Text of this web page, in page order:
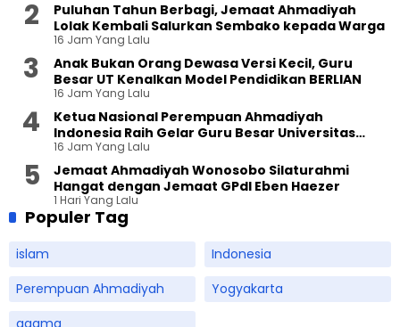
Puluhan Tahun Berbagi, Jemaat Ahmadiyah
Lolak Kembali Salurkan Sembako kepada Warga
16 Jam Yang Lalu
Anak Bukan Orang Dewasa Versi Kecil, Guru
Besar UT Kenalkan Model Pendidikan BERLIAN
16 Jam Yang Lalu
Ketua Nasional Perempuan Ahmadiyah
Indonesia Raih Gelar Guru Besar Universitas
Terbuka
16 Jam Yang Lalu
Jemaat Ahmadiyah Wonosobo Silaturahmi
Hangat dengan Jemaat GPdI Eben Haezer
1 Hari Yang Lalu
Populer Tag
islam
Indonesia
Perempuan Ahmadiyah
Yogyakarta